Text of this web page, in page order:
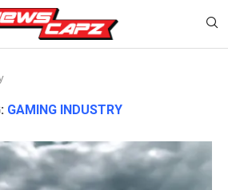
GAMING INDUSTRY